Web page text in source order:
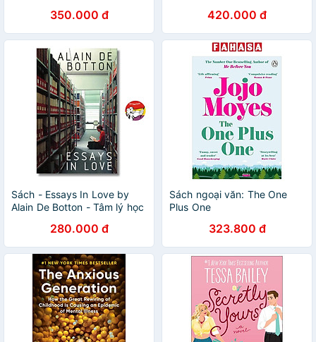
Christina Lauren /
Contemporary Fiction /
Ngoại văn Nhập khẩu
350.000 đ 420.000 đ
Sách - Essays In Love by
Alain De Botton - Tâm lý học
Nonfiction280.000 đ
Sách ngoại văn: The One
Plus One
323.800 đ